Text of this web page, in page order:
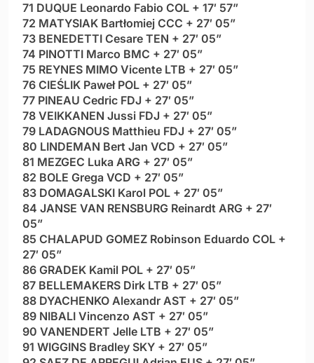
71 DUQUE Leonardo Fabio COL + 17′ 57”
72 MATYSIAK Bartłomiej CCC + 27′ 05”
73 BENEDETTI Cesare TEN + 27′ 05”
74 PINOTTI Marco BMC + 27′ 05”
75 REYNES MIMO Vicente LTB + 27′ 05”
76 CIEŚLIK Paweł POL + 27′ 05”
77 PINEAU Cedric FDJ + 27′ 05”
78 VEIKKANEN Jussi FDJ + 27′ 05”
79 LADAGNOUS Matthieu FDJ + 27′ 05”
80 LINDEMAN Bert Jan VCD + 27′ 05”
81 MEZGEC Luka ARG + 27′ 05”
82 BOLE Grega VCD + 27′ 05”
83 DOMAGALSKI Karol POL + 27′ 05”
84 JANSE VAN RENSBURG Reinardt ARG + 27′
05”
85 CHALAPUD GOMEZ Robinson Eduardo COL +
27′ 05”
86 GRADEK Kamil POL + 27′ 05”
87 BELLEMAKERS Dirk LTB + 27′ 05”
88 DYACHENKO Alexandr AST + 27′ 05”
89 NIBALI Vincenzo AST + 27′ 05”
90 VANENDERT Jelle LTB + 27′ 05”
91 WIGGINS Bradley SKY + 27′ 05”